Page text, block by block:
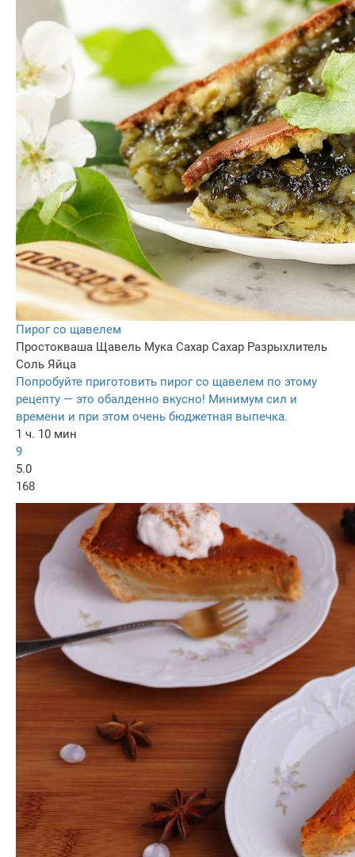
Пирог со щавелем
Простокваша Щавель Мука Сахар Сахар Разрыхлитель
Соль Яйца
Попробуйте приготовить пирог со щавелем по этому
рецепту — это обалденно вкусно! Минимум сил и
времени и при этом очень бюджетная выпечка.
1 ч. 10 мин
9
5.0
168